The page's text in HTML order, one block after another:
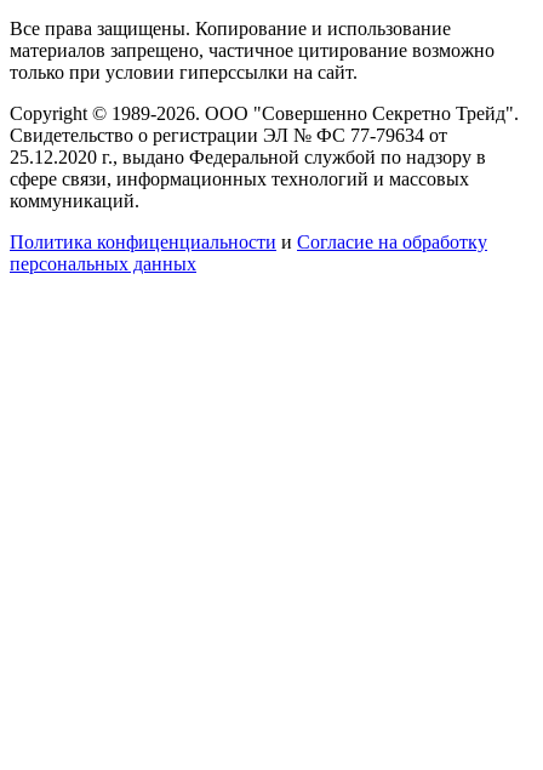
Все права защищены. Копирование и использование
материалов запрещено, частичное цитирование возможно
только при условии гиперссылки на сайт.
Copyright © 1989-2026. ООО "Совершенно Секретно Трейд".
Свидетельство о регистрации ЭЛ № ФС 77-79634 от
25.12.2020 г., выдано Федеральной службой по надзору в
сфере связи, информационных технологий и массовых
коммуникаций.
Политика конфиценциальности и Согласие на обработку
персональных данных